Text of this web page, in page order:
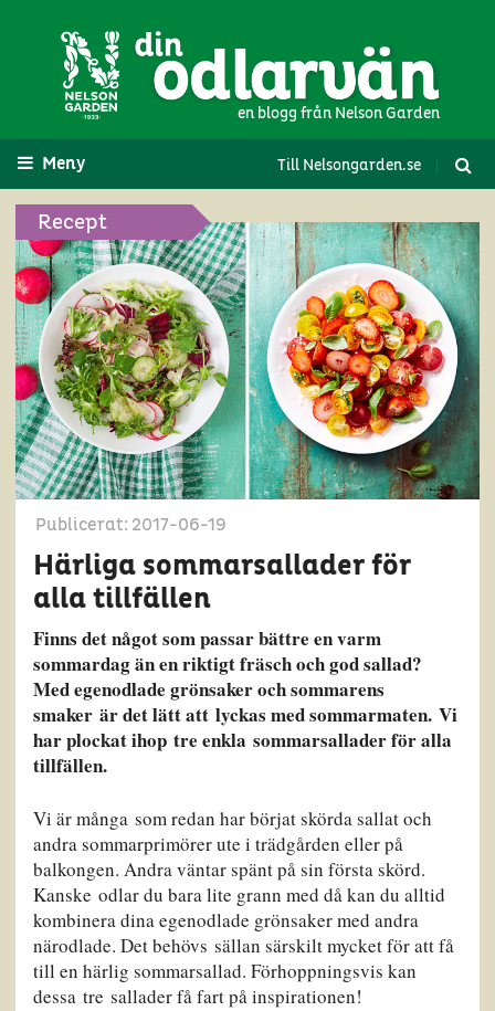
en blogg från Nelson Garden
Meny Till Nelsongarden.se
Recept
Publicerat: 2017-06-19
Härliga sommarsallader för
alla tillfällen
Finns det något som passar bättre en varm
sommardag än en riktigt fräsch och god sallad?
Med egenodlade grönsaker och sommarens
smaker är det lätt att lyckas med sommarmaten. Vi
har plockat ihop tre enkla sommarsallader för alla
tillfällen.
Vi är många som redan har börjat skörda sallat och
andra sommarprimörer ute i trädgården eller på
balkongen. Andra väntar spänt på sin första skörd.
Kanske odlar du bara lite grann med då kan du alltid
kombinera dina egenodlade grönsaker med andra
närodlade. Det behövs sällan särskilt mycket för att få
till en härlig sommarsallad. Förhoppningsvis kan
dessa tre sallader få fart på inspirationen!